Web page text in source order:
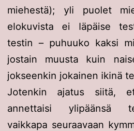
miehestä); yli puolet
elokuvista ei läpäise
testin – puhuuko kaksi
jostain muusta kuin
jokseenkin jokainen ikinä
Jotenkin ajatus siitä,
annettaisi ylipäänsä
vaikkapa seuraavaan